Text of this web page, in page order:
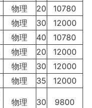
物理 20
10780
物理 30
12000
物理 40
10780
物理 20
12000
物理 30
12000
物理 35 12000
物理 30 9800